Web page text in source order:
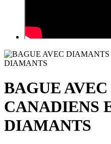
BAGUE
CANADIENS
DIAMANTS